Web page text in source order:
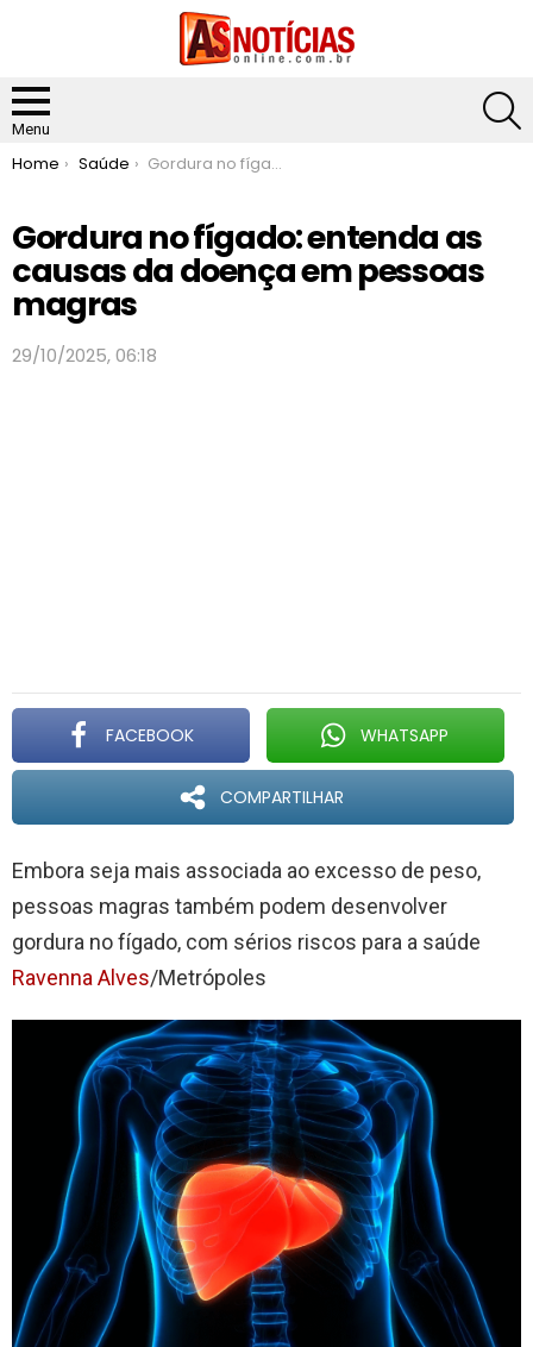
Menu
You are here:
Home Saúde Gordura no fígado: entenda as causas da doença em pessoas magras
Gordura no fígado: entenda as
causas da doença em pessoas
magras
29/10/2025, 06:18
FACEBOOK WHATSAPP
COMPARTILHAR
Embora seja mais associada ao excesso de peso,
pessoas magras também podem desenvolver
gordura no fígado, com sérios riscos para a saúde
Ravenna Alves/Metrópoles